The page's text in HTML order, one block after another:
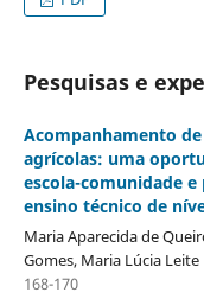
Pesquisas e
Acompanhamento
agrícolas: uma
escola-comunidade e
ensino técnico de
Maria Aparecida de
Gomes, Maria Lúcia
168-170